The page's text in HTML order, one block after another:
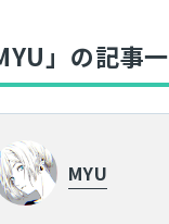
ルをつくる
をつくる
を良くする
レポート
ンクラフト
ントレポート
定番の〇〇
トレビュー
紹介
」の記事
MYU